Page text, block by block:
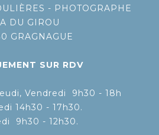
- PHOTOGRAPHE
DU GIROU
GRAGNAGUE
SUR RDV
Vendredi 9h30 - 18h
14h30 - 17h30.
9h30 - 12h30.